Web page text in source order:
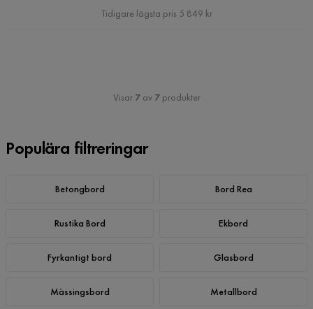
Pris
Pris
Tidigare lägsta pris 5 849 kr
Visar 7av 7produkter
Populära filtreringar
Betongbord Bord Rea
Rustika Bord Ekbord
Fyrkantigt bord Glasbord
Mässingsbord Metallbord